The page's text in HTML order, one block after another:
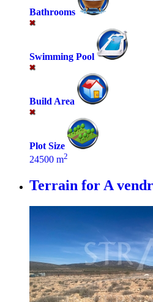
Bathrooms
Swimming Pool
Build Area
Plot Size
24500 m2
Terrain for A